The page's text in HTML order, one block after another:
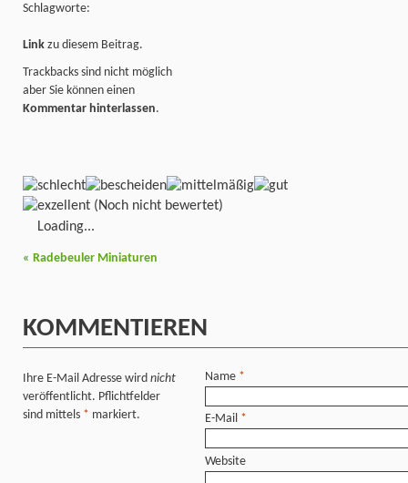
Schlagworte:
Link zu diesem Beitrag.
Trackbacks sind nicht möglich
aber Sie können einen
Kommentar hinterlassen.
(Noch nicht bewertet)
Loading...
« Radebeuler Miniaturen
KOMMENTIEREN
Ihre E-Mail Adresse wird nicht
veröffentlicht. Pflichtfelder
sind mittels * markiert.
Name *
E-Mail *
Website